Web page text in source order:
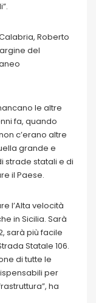
Roberto
del
le altre
fa, quando
c’erano altre
grande e
strade statali e di
il Paese.
l’Alta velocità
in Sicilia. Sarà
sarà più facile
Statale 106.
di tutte le
per
ha